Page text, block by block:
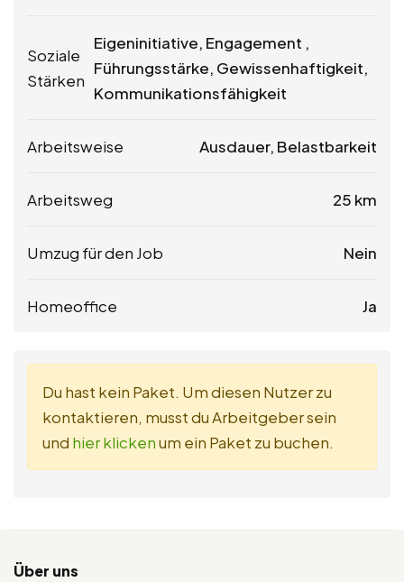
Soziale
Stärken
Eigeninitiative, Engagement ,
Führungsstärke, Gewissenhaftigkeit,
Kommunikationsfähigkeit
Arbeitsweise Ausdauer, Belastbarkeit
Arbeitsweg 25 km
Umzug für den Job Nein
Homeoffice Ja
Du hast kein Paket. Um diesen Nutzer zu
kontaktieren, musst du Arbeitgeber sein
und hier klickenum ein Paket zu buchen.
Über uns